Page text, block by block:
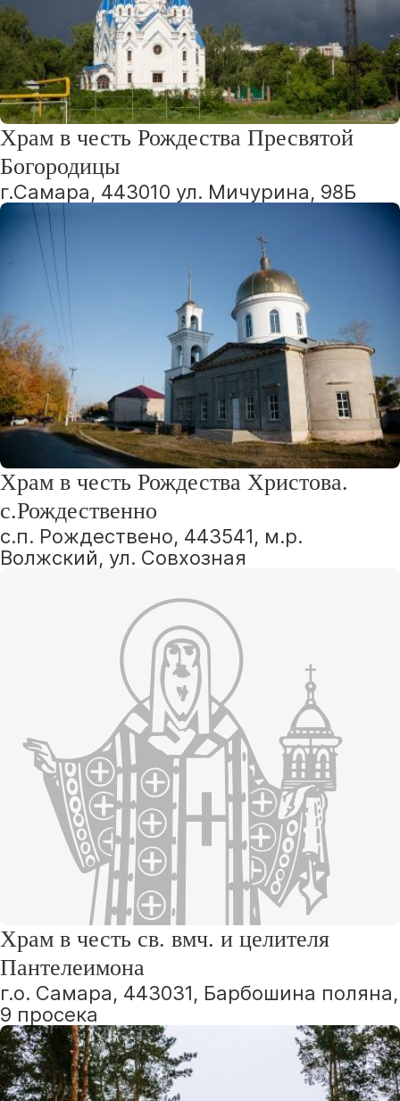
Храм в честь Рождества Пресвятой
Богородицы
г.Самара, 443010 ул. Мичурина, 98Б
Храм в честь Рождества Христова.
с.Рождественно
с.п. Рождествено, 443541, м.р.
Волжский, ул. Совхозная
Храм в честь св. вмч. и целителя
Пантелеимона
г.о. Самара, 443031, Барбошина поляна,
9 просека